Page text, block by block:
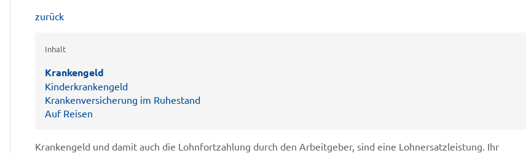
zurück
Inhalt
Krankengeld
Kinderkrankengeld
Krankenversicherung im Ruhestand
Auf Reisen
Krankengeld und damit auch die Lohnfortzahlung durch den Arbeitgeber, sind eine Lohnersatzleistung. Ihr